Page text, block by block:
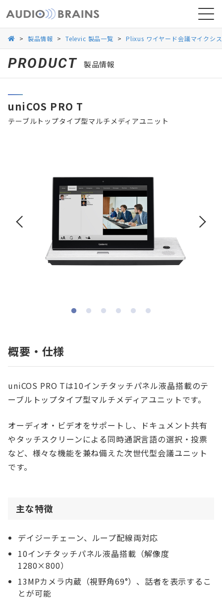
導入事例
お問い合わせ
> 製品情報 > Televic 製品一覧 > Plixus ワイヤード会議マイクシ
PRODUCT 製品情報
uniCOS PRO T
テーブルトップタイプ型マルチメディアユニット
概要・仕様
uniCOS PRO Tは10インチタッチパネル液晶搭載のテ
ーブルトップタイプ型マルチメディアユニットです。
オーディオ・ビデオをサポートし、ドキュメント共有
やタッチスクリーンによる同時通訳言語の選択・投票
など、様々な機能を兼ね備えた次世代型会議ユニット
です。
主な特徴
デイジーチェーン、ループ配線両対応
10インチタッチパネル液晶搭載（解像度
1280×800）
13MPカメラ内蔵（視野角69°）、話者を表示するこ
とが可能